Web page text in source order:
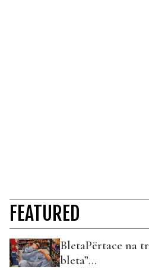
FEATURED
BletaPërtace na
bleta”…